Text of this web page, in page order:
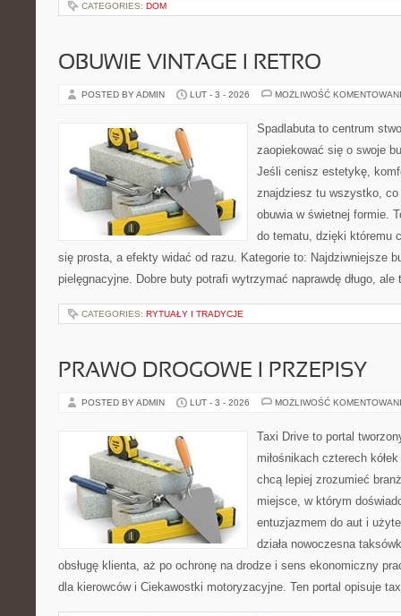
CATEGORIES: DOM
OBUWIE VINTAGE I RETRO
POSTED BY ADMIN LUT - 3 - 2026 MOŻLIWOŚĆ
Spadlabuta to centrum
zaopiekować się o swoje
Jeśli cenisz estetykę,
znajdziesz tu wszystko, co
obuwia w świetnej formie.
do tematu, dzięki któremu
się prosta, a efekty widać od razu. Kategorie to: Najdziwniejsze
pielęgnacyjne. Dobre buty potrafi wytrzymać naprawdę długo,
CATEGORIES: RYTUAŁY I TRADYCJE
PRAWO DROGOWE I PRZEPISY
POSTED BY ADMIN LUT - 3 - 2026 MOŻLIWOŚĆ
Taxi Drive to portal
miłośnikach czterech
chcą lepiej zrozumieć
miejsce, w którym
entuzjazmem do aut i
działa nowoczesna
obsługę klienta, aż po ochronę na drodze i sens ekonomiczny
dla kierowców i Ciekawostki motoryzacyjne. Ten portal opisuje